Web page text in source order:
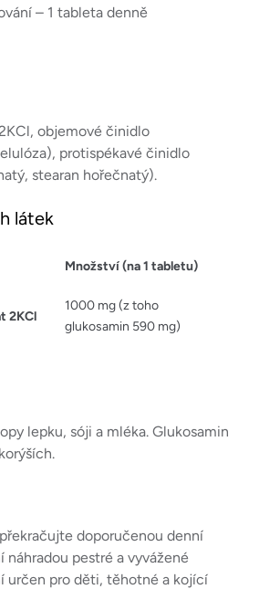
– 1 tableta denně
objemové činidlo
protispékavé činidlo
stearan hořečnatý).
látek
Množství (na 1 tabletu)
2KCl
1000 mg (z toho
glukosamin 590 mg)
lepku, sóji a mléka. Glukosamin
doporučenou denní
náhradou pestré a vyvážené
určen pro děti, těhotné a kojící